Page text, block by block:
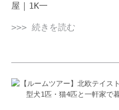
屋｜1K一
>>> 続きを読む